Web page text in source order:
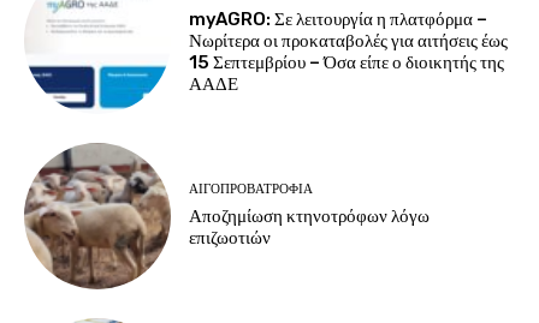
myAGRO: Σε λειτουργία η πλατφόρμα –
Νωρίτερα οι προκαταβολές για αιτήσεις έως
15 Σεπτεμβρίου – Όσα είπε ο διοικητής της
ΑΑΔΕ
ΑΙΓΟΠΡΟΒΑΤΡΟΦΊΑ
Αποζημίωση κτηνοτρόφων λόγω
επιζωοτιών